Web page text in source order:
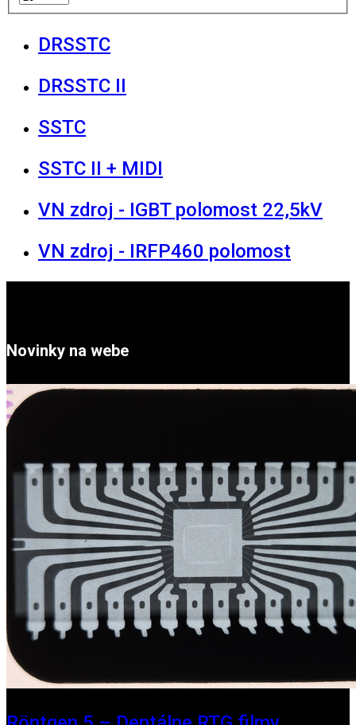
DRSSTC
DRSSTC II
SSTC
SSTC II + MIDI
VN zdroj - IGBT polomost 22,5kV
VN zdroj - IRFP460 polomost
Novinky na webe